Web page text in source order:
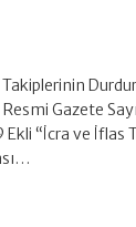
Gazete
Ekli “İcra ve İflas